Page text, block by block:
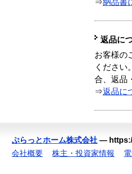
⇒納品書
返品に
お客様の
ください
合、返品
⇒返品に
ぷらっとホーム株式会社 —
会社概要
株主・投資家情報